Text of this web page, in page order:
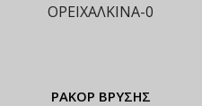
ΡΑΚΟΡ ΒΡΥΣΗΣ